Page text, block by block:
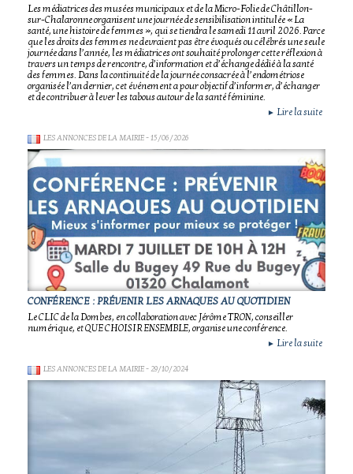
Les médiatrices des musées municipaux et de la Micro-Folie de Châtillon-
sur-Chalaronne organisent une journée de sensibilisation intitulée « La
santé, une histoire de femmes », qui se tiendra le samedi 11 avril 2026. Parce
que les droits des femmes ne devraient pas être évoqués ou célébrés une seule
journée dans l’année, les médiatrices ont souhaité prolonger cette réflexion à
travers un temps de rencontre, d’information et d’échange dédié à la santé
des femmes. Dans la continuité de la journée consacrée à l’endométriose
organisée l’an dernier, cet événement a pour objectif d’informer, d’échanger
et de contribuer à lever les tabous autour de la santé féminine.
► Lire la suite
LES ANNONCES DE LA MAIRIE- 15/06/2026
CONFÉRENCE : PRÉVENIR LES ARNAQUES AU QUOTIDIEN
Le CLIC de la Dombes, en collaboration avec Jérôme TRON, conseiller
numérique, et QUE CHOISIR ENSEMBLE, organise une conférence.
► Lire la suite
LES ANNONCES DE LA MAIRIE- 29/10/2024